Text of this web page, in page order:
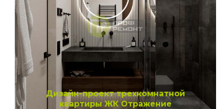
Дизайн-проект трехкомнатной
квартиры ЖК Отражение